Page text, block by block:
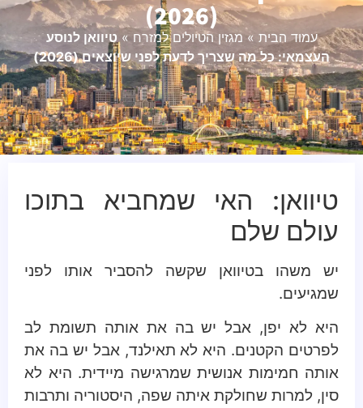
(2026)
עמוד הבית »מגזין הטיולים למזרח » טיוואן לנוסע
העצמאי: כל מה שצריך לדעת לפני שיוצאים (2026)
טיוואן: האי שמחביא בתוכו
עולם שלם
יש משהו בטיוואן שקשה להסביר אותו לפני
שמגיעים.
היא לא יפן, אבל יש בה את אותה תשומת לב
לפרטים הקטנים. היא לא תאילנד, אבל יש בה את
אותה חמימות אנושית שמרגישה מיידית. היא לא
סין, למרות שחולקת איתה שפה, היסטוריה ותרבות